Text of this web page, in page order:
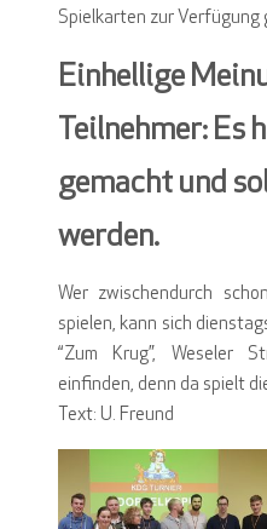
Spielkarten zur Verfügung
Einhellige
Teilnehmer: Es
gemacht und
werden.
Wer zwischendurch
spielen, kann sich
“Zum Krug”, Weseler
einfinden, denn da spielt
Text: U. Freund